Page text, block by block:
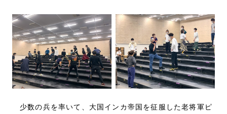
少数の兵を率いて、大国インカ帝国を征服した老将軍ピ